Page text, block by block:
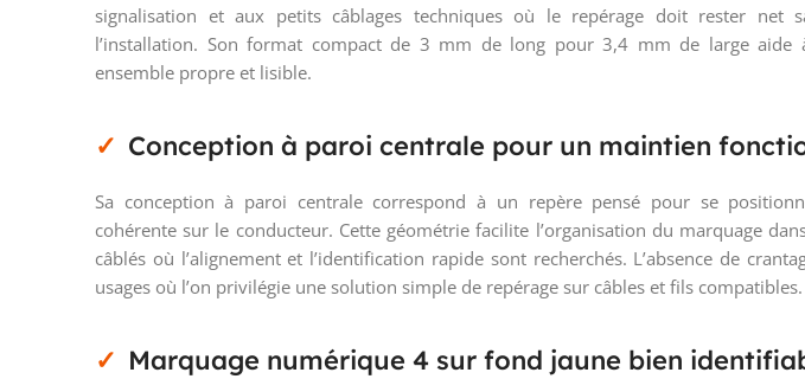
signalisation et aux petits câblages techniques où le repérage doit rester net
l’installation. Son format compact de 3 mm de long pour 3,4 mm de large aide
ensemble propre et lisible.
Conception à paroi centrale pour un maintien
Sa conception à paroi centrale correspond à un repère pensé pour se
cohérente sur le conducteur. Cette géométrie facilite l’organisation du marquage
câblés où l’alignement et l’identification rapide sont recherchés. L’absence de
usages où l’on privilégie une solution simple de repérage sur câbles et fils compatibles.
Marquage numérique 4 sur fond jaune bien